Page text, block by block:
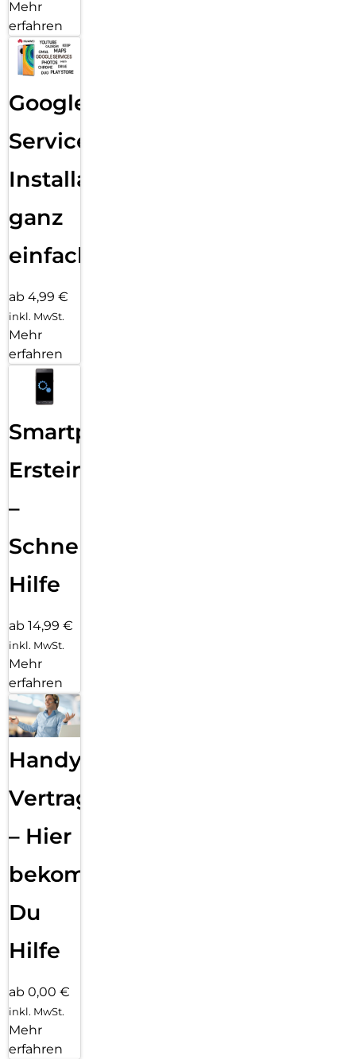
Mehr
erfahren
Google
Services
Installation
ganz
einfach
ab 4,99 €
inkl. MwSt.
Mehr
erfahren
Smartphone
Ersteinrichtung
–
Schnelle
Hilfe
ab 14,99 €
inkl. MwSt.
Mehr
erfahren
Handy
Vertragsabwicklung
– Hier
bekommst
Du
Hilfe
ab 0,00 €
inkl. MwSt.
Mehr
erfahren